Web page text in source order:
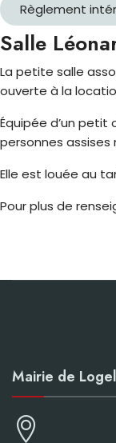
Règlement
Salle
La petite salle
ouverte à la
Équipée d’un petit
personnes assises
Elle est louée au
Pour plus de
Mairie de